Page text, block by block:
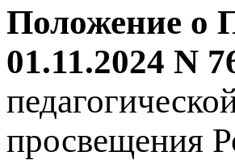
Положение о
01.11.2024 N
просвещения